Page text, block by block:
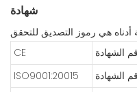
شهادة
CE
ISO9001:20015